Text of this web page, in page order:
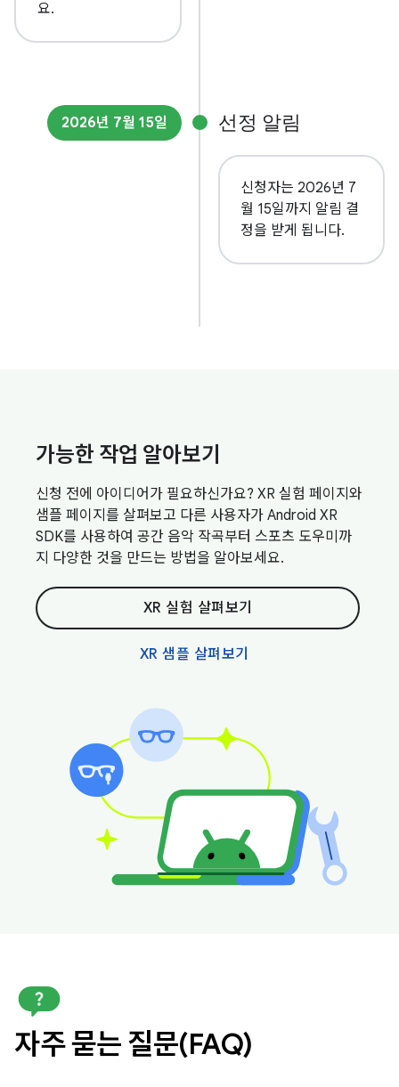
요.
2026년 7월 15일 선정 알림
신청자는 2026년 7
월 15일까지 알림 결
정을 받게 됩니다.
가능한 작업 알아보기
신청 전에 아이디어가 필요하신가요? XR 실험 페이지와
샘플 페이지를 살펴보고 다른 사용자가 Android XR
SDK를 사용하여 공간 음악 작곡부터 스포츠 도우미까
지 다양한 것을 만드는 방법을 알아보세요.
XR 실험 살펴보기
XR 샘플 살펴보기
자주 묻는 질문(FAQ)